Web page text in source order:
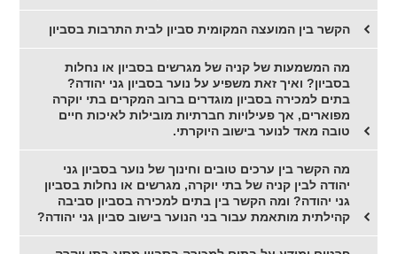
הקשר בין המועצה המקומית סביון לבית התרבות בסביון
מה המשמעות של קניה של מגרשים בסביון או נחלות
בסביון? ואיך זאת משפיע על נוער בסביון גני יהודה?
בתים למכירה בסביון מוגדרים ברוב המקרים בתי יוקרה
מפוארים, אך פעילויות חברתיות מובילות לאיכות חיים
טובה מאד לנוער בישוב היוקרתי.
מה הקשר בין ערכים טובים וחינוך של נוער בסביון גני
יהודה לבין קניה של בתי יוקרה, מגרשים או נחלות בסביון
גני יהודה? ומה הקשר בין בתים למכירה בסביון סביבה
קהילתית מותאמת עבור בני הנוער בישוב סביון גני יהודה?